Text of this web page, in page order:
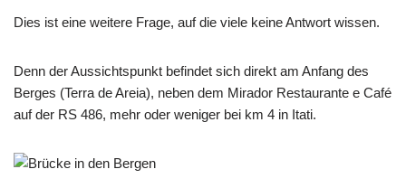
Dies ist eine weitere Frage, auf die viele keine Antwort wissen.
Denn der Aussichtspunkt befindet sich direkt am Anfang des
Berges (Terra de Areia), neben dem Mirador Restaurante e Café
auf der RS 486, mehr oder weniger bei km 4 in Itati.